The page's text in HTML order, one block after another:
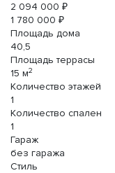
2 094 000 ₽
1 780 000 ₽
Площадь дома
40,5
Площадь террасы
15 м2
Количество этажей
1
Количество спален
1
Гараж
без гаража
Стиль